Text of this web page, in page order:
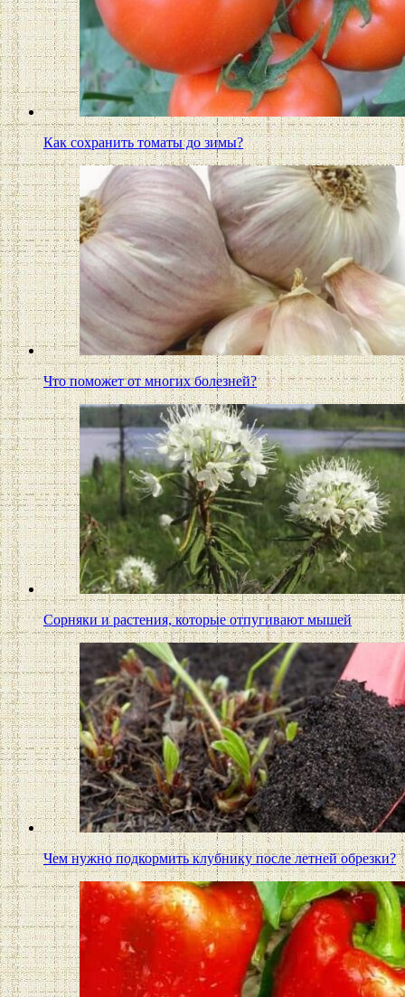
Как сохранить томаты до зимы?
Что поможет от многих болезней?
Сорняки и растения, которые отпугивают мышей
Чем нужно подкормить клубнику после летней обрезки?